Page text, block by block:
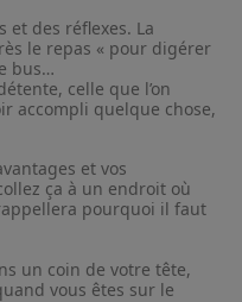
et des réflexes. La
le repas « pour digérer
bus…
celle que l’on
accompli quelque chose,
et vos
ça à un endroit où
pourquoi il faut
un coin de votre tête,
vous êtes sur le